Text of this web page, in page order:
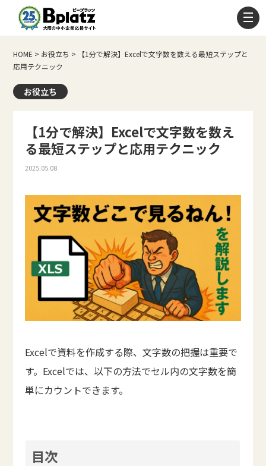
HOME > お役立ち >
【1分で解決】Excelで文字数を数える最短ステップと
応用テクニック
お役立ち
【1分で解決】Excelで文字数を数え
る最短ステップと応用テクニック
2025.05.08
Excelで資料を作成する際、文字数の把握は重要で
す。Excelでは、以下の方法でセル内の文字数を簡
単にカウントできます。
目次